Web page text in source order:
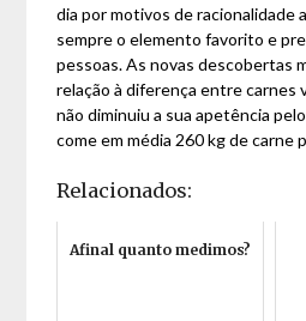
dia por motivos de racionalidade
sempre o elemento favorito e
pessoas. As novas descobertas
relação à diferença entre carnes
não diminuiu a sua apetência
come em média 260 kg de carne
Relacionados:
Afinal quanto medimos?